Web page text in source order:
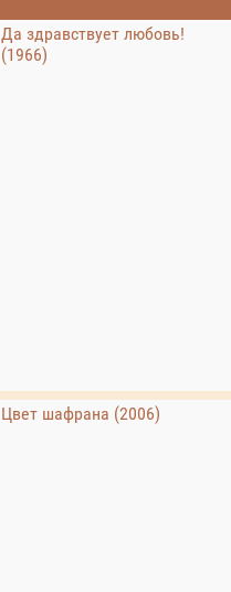
Да здравствует любовь!
(1966)
Цвет шафрана (2006)